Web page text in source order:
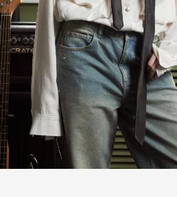
look